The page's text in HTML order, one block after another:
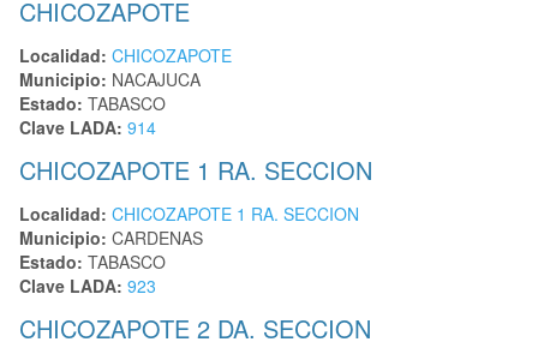
CHICOZAPOTE
Localidad: CHICOZAPOTE
Municipio: NACAJUCA
Estado: TABASCO
Clave LADA: 914
CHICOZAPOTE 1 RA. SECCION
Localidad: CHICOZAPOTE 1 RA. SECCION
Municipio: CARDENAS
Estado: TABASCO
Clave LADA: 923
CHICOZAPOTE 2 DA. SECCION